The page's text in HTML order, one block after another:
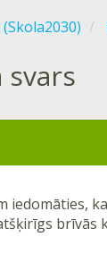
(Skola2030)
svars
iedomāties,